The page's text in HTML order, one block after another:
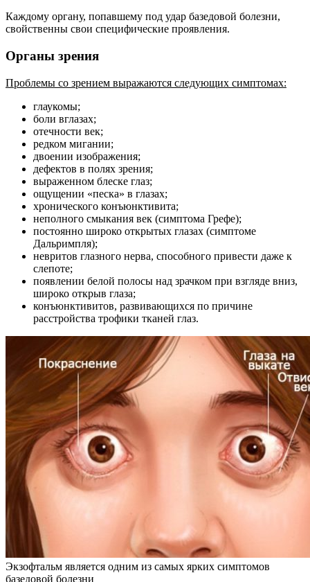
Каждому органу, попавшему под удар базедовой болезни,
свойственны свои специфические проявления.
Органы зрения
Проблемы со зрением выражаются следующих симптомах:
глаукомы;
боли вглазах;
отечности век;
редком мигании;
двоении изображения;
дефектов в полях зрения;
выраженном блеске глаз;
ощущении «песка» в глазах;
хронического конъюнктивита;
неполного смыкания век (симптома Грефе);
постоянно широко открытых глазах (симптоме
Дальримпля);
невритов глазного нерва, способного привести даже к
слепоте;
появлении белой полосы над зрачком при взгляде вниз,
широко открыв глаза;
конъюнктивитов, развивающихся по причине
расстройства трофики тканей глаз.
Экзофтальм является одним из самых ярких симптомов
базедовой болезни